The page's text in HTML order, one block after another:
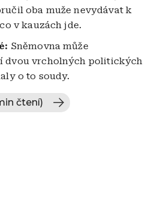
oba muže nevydávat k
v kauzách jde.
Sněmovna může
dvou vrcholných politických
o to soudy.
čtení)